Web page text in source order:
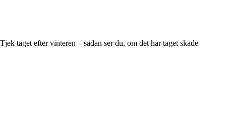
Tjek taget efter vinteren – sådan ser du, om det har taget skade